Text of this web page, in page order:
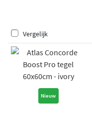
Vergelijk
Nieuw